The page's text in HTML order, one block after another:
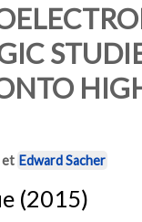
et Edward Sacher
(2015)